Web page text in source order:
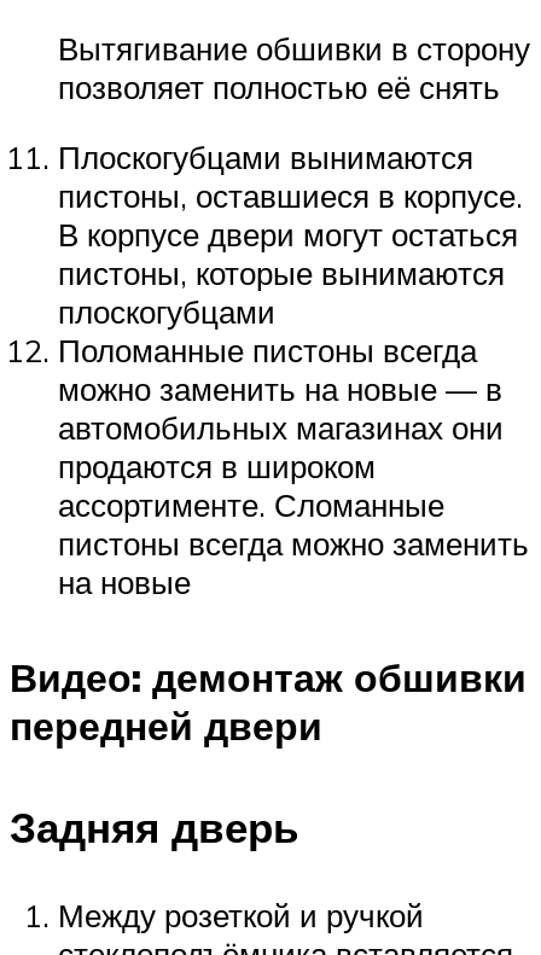
Вытягивание обшивки в сторону
позволяет полностью её снять
Плоскогубцами вынимаются
пистоны, оставшиеся в корпусе.
В корпусе двери могут остаться
пистоны, которые вынимаются
плоскогубцами
Поломанные пистоны всегда
можно заменить на новые — в
автомобильных магазинах они
продаются в широком
ассортименте. Сломанные
пистоны всегда можно заменить
на новые
Видео: демонтаж обшивки
передней двери
Задняя дверь
Между розеткой и ручкой